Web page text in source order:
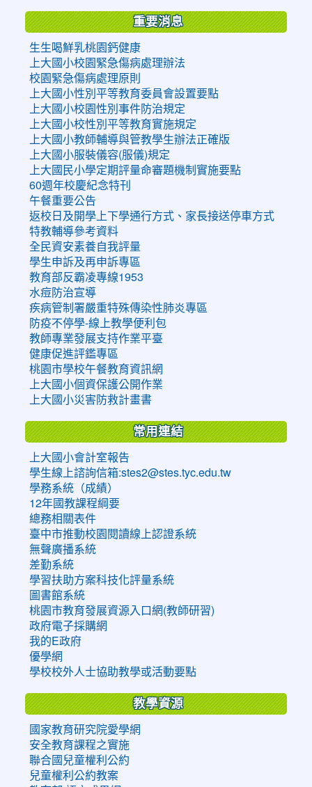
重要消息
生生喝鮮乳桃園鈣健康
上大國小校園緊急傷病處理辦法
校園緊急傷病處理原則
上大國小性別平等教育委員會設置要點
上大國小校園性別事件防治規定
上大國小校性別平等教育實施規定
上大國小教師輔導與管教學生辦法正確版
上大國小服裝儀容(服儀)規定
上大國民小學定期評量命審題機制實施要點
60週年校慶紀念特刊
午餐重要公告
返校日及開學上下學通行方式、家長接送停車方式
特教輔導參考資料
全民資安素養自我評量
學生申訴及再申訴專區
教育部反霸凌專線1953
水痘防治宣導
疾病管制署嚴重特殊傳染性肺炎專區
防疫不停學-線上教學便利包
教師專業發展支持作業平臺
健康促進評鑑專區
桃園市學校午餐教育資訊網
上大國小個資保護公開作業
上大國小災害防救計畫書
常用連結
上大國小會計室報告
學生線上諮詢信箱:stes2@stes.tyc.edu.tw
學務系統（成績）
12年國教課程綱要
總務相關表件
臺中市推動校園閱讀線上認證系統
無聲廣播系統
差勤系統
學習扶助方案科技化評量系統
圖書館系統
桃園市教育發展資源入口網(教師研習)
政府電子採購網
我的E政府
優學網
學校校外人士協助教學或活動要點
教學資源
國家教育研究院愛學網
安全教育課程之實施
聯合國兒童權利公約
兒童權利公約教案